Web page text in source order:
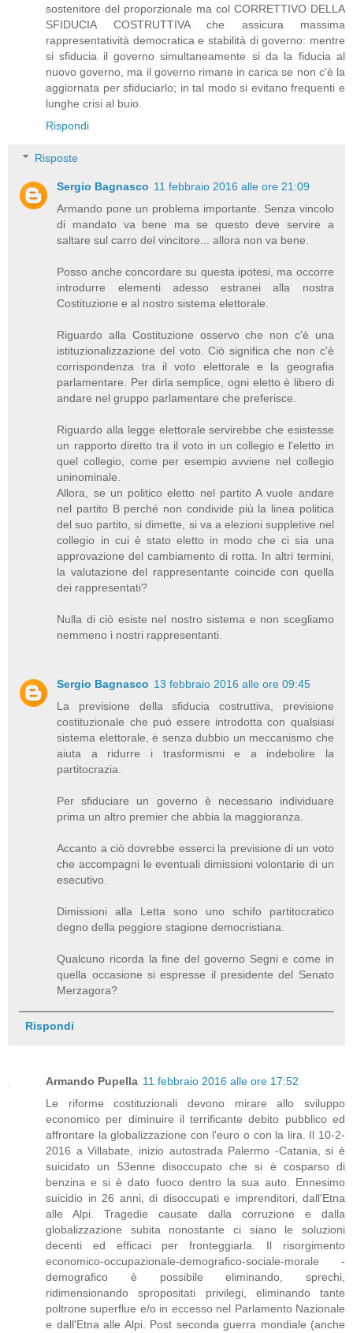
sostenitore del proporzionale ma col CORRETTIVO DELLA
SFIDUCIA COSTRUTTIVA che assicura massima
rappresentatività democratica e stabilità di governo: mentre
si sfiducia il governo simultaneamente si da la fiducia al
nuovo governo, ma il governo rimane in carica se non c'è la
aggiornata per sfiduciarlo; in tal modo si evitano frequenti e
lunghe crisi al buio.
Rispondi
Risposte
Sergio Bagnasco 11 febbraio 2016 alle ore 21:09
Armando pone un problema importante. Senza vincolo
di mandato va bene ma se questo deve servire a
saltare sul carro del vincitore... allora non va bene.
Posso anche concordare su questa ipotesi, ma occorre
introdurre elementi adesso estranei alla nostra
Costituzione e al nostro sistema elettorale.
Riguardo alla Costituzione osservo che non c'è una
istituzionalizzazione del voto. Ciò significa che non c'è
corrispondenza tra il voto elettorale e la geografia
parlamentare. Per dirla semplice, ogni eletto è libero di
andare nel gruppo parlamentare che preferisce.
Riguardo alla legge elettorale servirebbe che esistesse
un rapporto diretto tra il voto in un collegio e l'eletto in
quel collegio, come per esempio avviene nel collegio
uninominale.
Allora, se un politico eletto nel partito A vuole andare
nel partito B perché non condivide più la linea politica
del suo partito, si dimette, si va a elezioni suppletive nel
collegio in cui è stato eletto in modo che ci sia una
approvazione del cambiamento di rotta. In altri termini,
la valutazione del rappresentante coincide con quella
dei rappresentati?
Nulla di ciò esiste nel nostro sistema e non scegliamo
nemmeno i nostri rappresentanti.
Sergio Bagnasco 13 febbraio 2016 alle ore 09:45
La previsione della sfiducia costruttiva, previsione
costituzionale che può essere introdotta con qualsiasi
sistema elettorale, è senza dubbio un meccanismo che
aiuta a ridurre i trasformismi e a indebolire la
partitocrazia.
Per sfiduciare un governo è necessario individuare
prima un altro premier che abbia la maggioranza.
Accanto a ciò dovrebbe esserci la previsione di un voto
che accompagni le eventuali dimissioni volontarie di un
esecutivo.
Dimissioni alla Letta sono uno schifo partitocratico
degno della peggiore stagione democristiana.
Qualcuno ricorda la fine del governo Segni e come in
quella occasione si espresse il presidente del Senato
Merzagora?
Rispondi
Armando Pupella 11 febbraio 2016 alle ore 17:52
Le riforme costituzionali devono mirare allo sviluppo
economico per diminuire il terrificante debito pubblico ed
affrontare la globalizzazione con l'euro o con la lira. Il 10-2-
2016 a Villabate, inizio autostrada Palermo -Catania, si è
suicidato un 53enne disoccupato che si è cosparso di
benzina e si è dato fuoco dentro la sua auto. Ennesimo
suicidio in 26 anni, di disoccupati e imprenditori, dall'Etna
alle Alpi. Tragedie causate dalla corruzione e dalla
globalizzazione subita nonostante ci siano le soluzioni
decenti ed efficaci per fronteggiarla. Il risorgimento
economico-occupazionale-demografico-sociale-morale -
demografico è possibile eliminando, sprechi,
ridimensionando spropositati privilegi, eliminando tante
poltrone superflue e/o in eccesso nel Parlamento Nazionale
e dall'Etna alle Alpi. Post seconda guerra mondiale (anche